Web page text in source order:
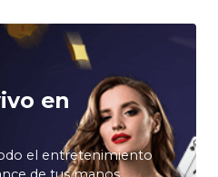
en
el entretenimiento